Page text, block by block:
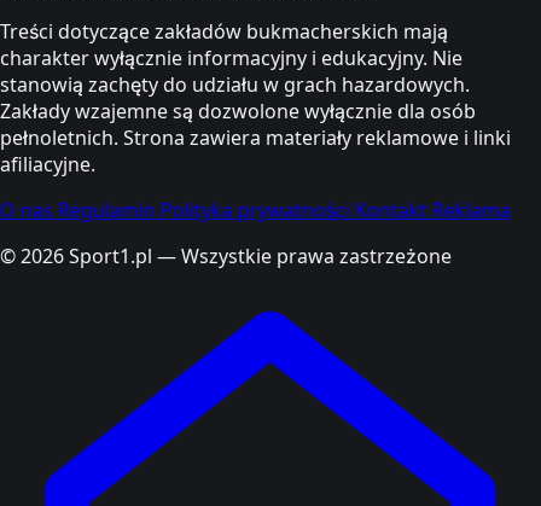
Treści dotyczące zakładów bukmacherskich mają
charakter wyłącznie informacyjny i edukacyjny. Nie
stanowią zachęty do udziału w grach hazardowych.
Zakłady wzajemne są dozwolone wyłącznie dla osób
pełnoletnich. Strona zawiera materiały reklamowe i linki
afiliacyjne.
O nas Regulamin Polityka prywatności Kontakt Reklama
© 2026 Sport1.pl — Wszystkie prawa zastrzeżone